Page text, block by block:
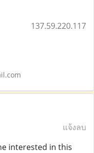
137.59.220.117
แจ้งลบ
interested in this